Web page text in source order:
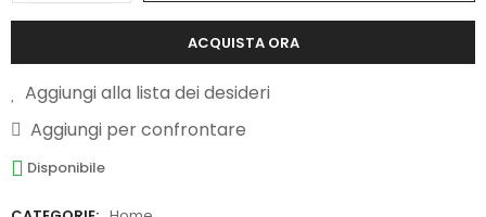
ACQUISTA ORA
Aggiungi alla lista dei desideri
Aggiungi per confrontare
Disponibile